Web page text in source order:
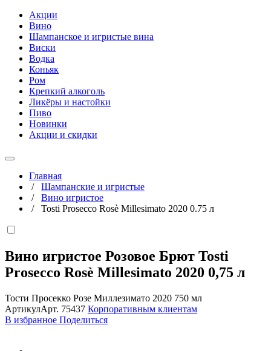
Акции
Вино
Шампанское и игристые вина
Виски
Водка
Коньяк
Ром
Крепкий алкоголь
Ликёры и настойки
Пиво
Новинки
Акции и скидки
Главная
/ Шампанские и игристые
/ Вино игристое
/ Tosti Prosecco Rosè Millesimato 2020 0.75 л
Вино игристое Розовое Брют Tosti
Prosecco Rosè Millesimato 2020 0,75 л
Тости Просекко Розе Миллезимато 2020 750 мл
АртикулАрт. 75437 Корпоративным клиентам
В избранное Поделиться